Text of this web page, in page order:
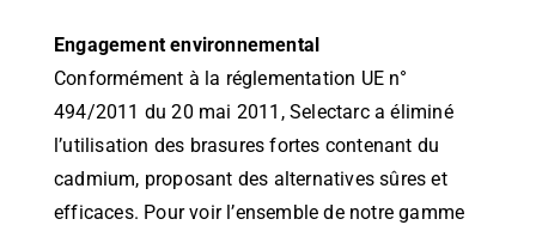
Engagement environnemental
Conformément à la réglementation UE n°
494/2011 du 20 mai 2011, Selectarc a éliminé
l’utilisation des brasures fortes contenant du
cadmium, proposant des alternatives sûres et
efficaces. Pour voir l’ensemble de notre gamme